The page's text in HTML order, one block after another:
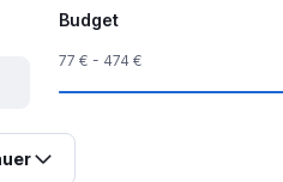
Budget
77 € - 474 €